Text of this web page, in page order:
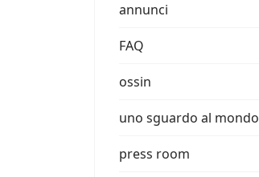
annunci
FAQ
ossin
uno sguardo al mondo
press room